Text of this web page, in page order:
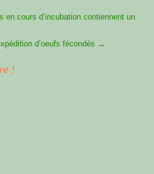
cours d’incubation contiennent un
d’oeufs fécondés →
!